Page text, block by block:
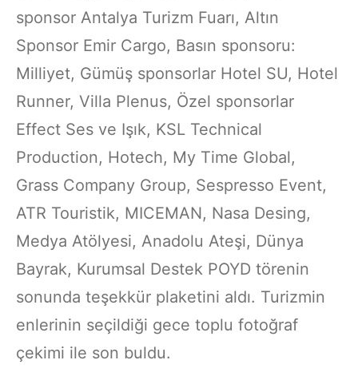
sponsor Antalya Turizm Fuarı, Altın
Sponsor Emir Cargo, Basın sponsoru:
Milliyet, Gümüş sponsorlar Hotel SU, Hotel
Runner, Villa Plenus, Özel sponsorlar
Effect Ses ve Işık, KSL Technical
Production, Hotech, My Time Global,
Grass Company Group, Sespresso Event,
ATR Touristik, MICEMAN, Nasa Desing,
Medya Atölyesi, Anadolu Ateşi, Dünya
Bayrak, Kurumsal Destek POYD törenin
sonunda teşekkür plaketini aldı. Turizmin
enlerinin seçildiği gece toplu fotoğraf
çekimi ile son buldu.